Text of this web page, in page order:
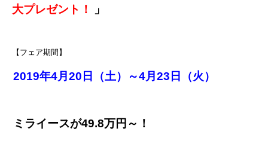
大プレゼント！
」
【フェア期間】
2019年4月20日（土）～4月23日（火）
ミライースが49.8万円～！